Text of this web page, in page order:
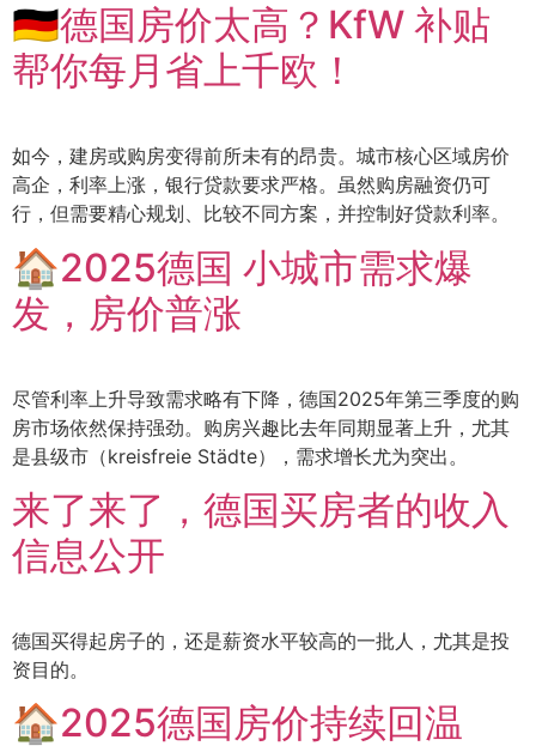
🇩🇪德国房价太高？KfW 补贴
帮你每月省上千欧！
如今，建房或购房变得前所未有的昂贵。城市核心区域房价
高企，利率上涨，银行贷款要求严格。虽然购房融资仍可
行，但需要精心规划、比较不同方案，并控制好贷款利率。
🏠2025德国 小城市需求爆
发，房价普涨
尽管利率上升导致需求略有下降，德国2025年第三季度的购
房市场依然保持强劲。购房兴趣比去年同期显著上升，尤其
是县级市（kreisfreie Städte），需求增长尤为突出。
来了来了，德国买房者的收入
信息公开
德国买得起房子的，还是薪资水平较高的一批人，尤其是投
资目的。
🏠2025德国房价持续回温